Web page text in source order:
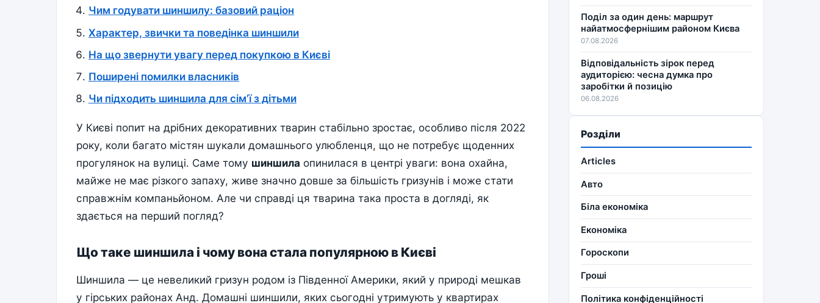
Чим годувати шиншилу: базовий раціон
Характер, звички та поведінка шиншили
На що звернути увагу перед покупкою в Києві
Поширені помилки власників
Чи підходить шиншила для сім’ї з дітьми
У Києві попит на дрібних декоративних тварин стабільно зростає, особливо після 2022
року, коли багато містян шукали домашнього улюбленця, що не потребує щоденних
прогулянок на вулиці. Саме тому шиншила опинилася в центрі уваги: вона охайна,
майже не має різкого запаху, живе значно довше за більшість гризунів і може стати
справжнім компаньйоном. Але чи справді ця тварина така проста в догляді, як
здається на перший погляд?
Що таке шиншила і чому вона стала популярною в Києві
Шиншила — це невеликий гризун родом із Південної Америки, який у природі мешкав
у гірських районах Анд. Домашні шиншили, яких сьогодні утримують у квартирах
Поділ за один день: маршрут
найатмосфернішим районом Києва
07.08.2026
Відповідальність зірок перед
аудиторією: чесна думка про
заробітки й позицію
06.08.2026
Розділи
Articles
Авто
Біла економіка
Економіка
Гороскопи
Гроші
Політика конфіденційності